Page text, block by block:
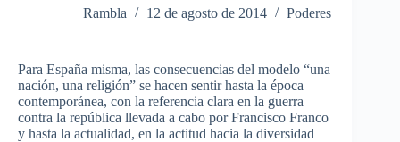
Rambla 12 de agosto de 2014 Poderes
Para España misma, las consecuencias del modelo “una
nación, una religión” se hacen sentir hasta la época
contemporánea, con la referencia clara en la guerra
contra la república llevada a cabo porFrancisco Franco
y hasta la actualidad, en la actitud hacia la diversidad